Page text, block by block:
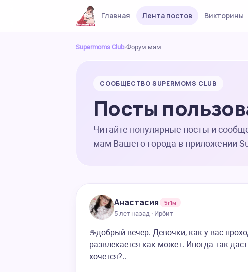
Главная Лента постов Викторины
Supermoms Club›Форум мам
СООБЩЕСТВО SUPERMOMS CLUB
Посты
Читайте популярные посты и
мам Вашего города в приложении
Анастасия
5г1м
5 лет назад · Ирбит
☕добрый вечер. Девочки, как у вас
развлекается как может. Иногда так
хочется?..